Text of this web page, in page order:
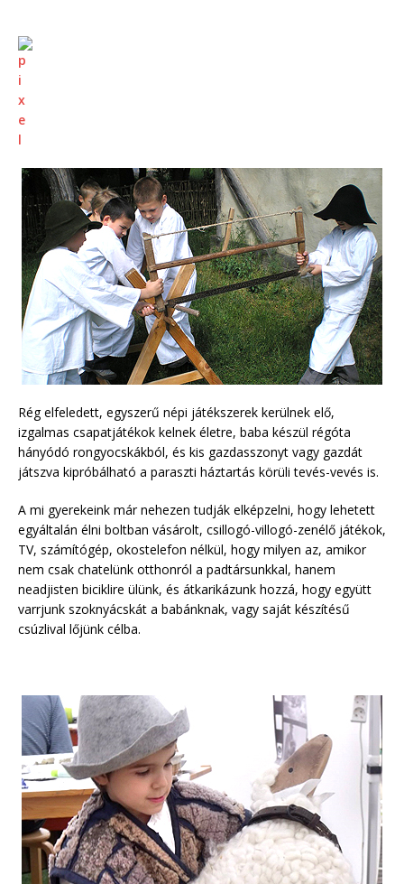
Rég elfeledett, egyszerű népi játékszerek kerülnek elő,
izgalmas csapatjátékok kelnek életre, baba készül régóta
hányódó rongyocskákból, és kis gazdasszonyt vagy gazdát
játszva kipróbálható a paraszti háztartás körüli tevés-vevés is.
A mi gyerekeink már nehezen tudják elképzelni, hogy lehetett
egyáltalán élni boltban vásárolt, csillogó-villogó-zenélő játékok,
TV, számítógép, okostelefon nélkül, hogy milyen az, amikor
nem csak chatelünk otthonról a padtársunkkal, hanem
neadjisten biciklire ülünk, és átkarikázunk hozzá, hogy együtt
varrjunk szoknyácskát a babánknak, vagy saját készítésű
csúzlival lőjünk célba.